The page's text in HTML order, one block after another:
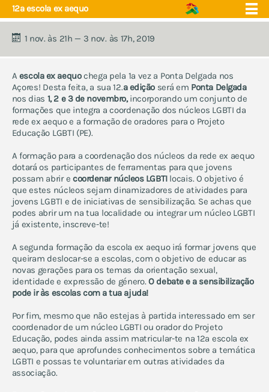
quem somos
eventos
próximos eventos
eventos anuais:
abraços grátis
escola ex aequo
marchas lgbti e celebrações
do orgulho
ex aequo fm - música e
acampamento de verão
encontro de jovens trans
núcleos
projecto educação
apoio e saúde
12ª escola ex aequo
1 nov. às 21h — 3 nov. às 17h, 2019
A escola ex aequochega pela 1ª vez a Ponta Delgada nos
Açores! Desta feita, a sua 12.ª ediçãoserá em Ponta Delgada
nos dias 1, 2 e 3 de novembro,incorporando um conjunto de
formações que integra a coordenação dos núcleos LGBTI da
rede ex aequo e a formação de oradores para o Projeto
Educação LGBTI (PE).
A formação para a coordenação dos núcleos da rede ex aequo
dotará os participantes de ferramentas para que jovens
possam abrir e coordenar núcleos LGBTIlocais. O objetivo é
que estes núcleos sejam dinamizadores de atividades para
jovens LGBTI e de iniciativas de sensibilização. Se achas que
podes abrir um na tua localidade ou integrar um núcleo LGBTI
já existente, inscreve-te!
A segunda formação da escola ex aequo irá formar jovens que
queiram deslocar-se a escolas, com o objetivo de educar as
novas gerações para os temas da orientação sexual,
identidade e expressão de género.O debate e a sensibilização
pode ir às escolas com a tua ajuda!
Por fim, mesmo que não estejas à partida interessado em ser
coordenador de um núcleo LGBTI ou orador do Projeto
Educação, podes ainda assim matricular-te na 12ª escola ex
aequo, para que aprofundes conhecimentos sobre a temática
LGBTI e possas te voluntariar em outras atividades da
associação.